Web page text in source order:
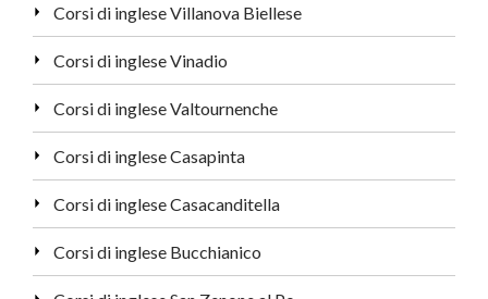
Corsi di inglese Villanova Biellese
Corsi di inglese Vinadio
Corsi di inglese Valtournenche
Corsi di inglese Casapinta
Corsi di inglese Casacanditella
Corsi di inglese Bucchianico